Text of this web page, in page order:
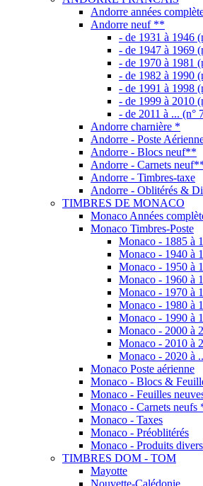
Andorre années
Andorre neuf **
- de 1931 à 1946
- de 1947 à 1969
- de 1970 à 1981
- de 1982 à 1990
- de 1991 à 1998
- de 1999 à 2010
- de 2011 à ... (n°
Andorre charnière *
Andorre - Poste
Andorre - Blocs neuf**
Andorre - Carnets
Andorre - Timbres-taxe
Andorre - Oblitérés &
TIMBRES DE MONACO
Monaco Années
Monaco Timbres-Poste
Monaco - 1885 à
Monaco - 1940 à
Monaco - 1950 à
Monaco - 1960 à
Monaco - 1970 à
Monaco - 1980 à
Monaco - 1990 à
Monaco - 2000 à
Monaco - 2010 à
Monaco - 2020 à
Monaco Poste aérienne
Monaco - Blocs &
Monaco - Feuilles
Monaco - Carnets neufs
Monaco - Taxes
Monaco - Préoblitérés
Monaco - Produits divers
TIMBRES DOM - TOM
Mayotte